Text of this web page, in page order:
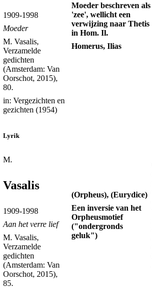
1909-1998
Moeder
M. Vasalis,
Verzamelde
gedichten
(Amsterdam: Van
Oorschot, 2015),
80.
in: Vergezichten en
gezichten (1954)
Moeder beschreven als
'zee', wellicht een
verwijzing naar Thetis
in Hom. Il.
Homerus, Ilias
Lyrik
M.
Vasalis
1909-1998
Aan het verre lief
M. Vasalis,
Verzamelde
gedichten
(Amsterdam: Van
Oorschot, 2015),
85.
(Orpheus), (Eurydice)
Een inversie van het
Orpheusmotief
("ondergronds
geluk")